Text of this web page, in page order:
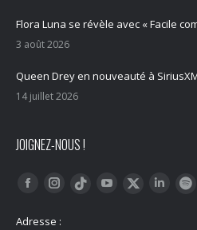
Flora Luna se révèle avec « Facile
3 août 2026
Queen Drey en nouveauté à
14 juillet 2026
JOIGNEZ-NOUS !
Trouvez nous sur :
FacebookInstagram
Tiktok YouTubeTwitter LinkedIn
Adresse :